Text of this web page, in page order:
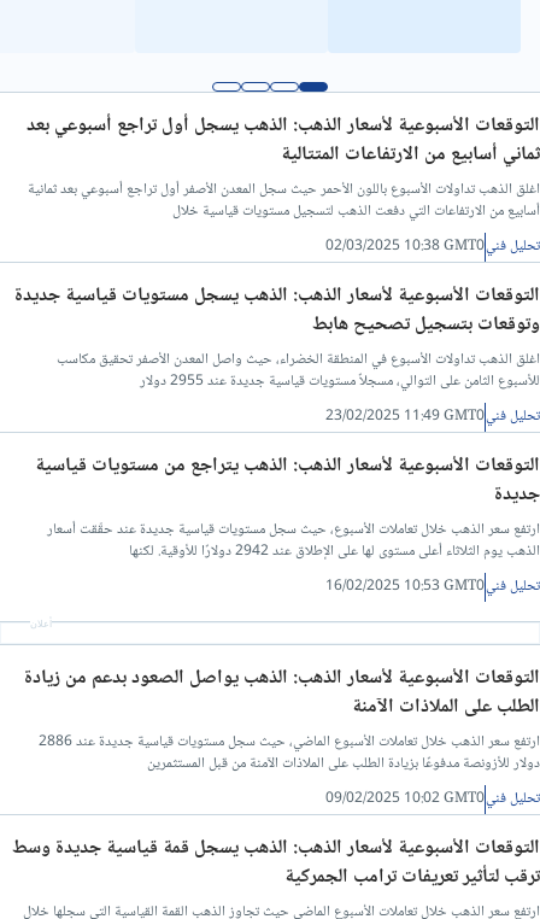
التوقعات الأسبوعية لأسعار الذهب: الذهب يسجل أول تراجع أسبوعي بعد
ثماني أسابيع من الارتفاعات المتتالية
اغلق الذهب تداولات الأسبوع باللون الأحمر حيث سجل المعدن الأصفر أول تراجع أسبوعي بعد ثمانية
أسابيع من الارتفاعات التي دفعت الذهب لتسجيل مستويات قياسية خلال
تحليل فني02/03/2025 10:38 GMT0
التوقعات الأسبوعية لأسعار الذهب: الذهب يسجل مستويات قياسية جديدة
وتوقعات بتسجيل تصحيح هابط
اغلق الذهب تداولات الأسبوع في المنطقة الخضراء، حيث واصل المعدن الأصفر تحقيق مكاسب
للأسبوع الثامن على التوالي، مسجلاً مستويات قياسية جديدة عند 2955 دولار
تحليل فني23/02/2025 11:49 GMT0
التوقعات الأسبوعية لأسعار الذهب: الذهب يتراجع من مستويات قياسية
جديدة
ارتفع سعر الذهب خلال تعاملات الأسبوع، حيث سجل مستويات قياسية جديدة عند حقّقت أسعار
الذهب يوم الثلاثاء أعلى مستوى لها على الإطلاق عند 2942 دولارًا للأوقية. لكنها
تحليل فني16/02/2025 10:53 GMT0
أعلان
التوقعات الأسبوعية لأسعار الذهب: الذهب يواصل الصعود بدعم من زيادة
الطلب على الملاذات الآمنة
ارتفع سعر الذهب خلال تعاملات الأسبوع الماضي، حيث سجل مستويات قياسية جديدة عند 2886
دولار للأزونصة مدفوعًا بزيادة الطلب على الملاذات الآمنة من قبل المستثمرين
تحليل فني09/02/2025 10:02 GMT0
التوقعات الأسبوعية لأسعار الذهب: الذهب يسجل قمة قياسية جديدة وسط
ترقب لتأثير تعريفات ترامب الجمركية
ارتفع سعر الذهب خلال تعاملات الأسبوع الماضي حيث تجاوز الذهب القمة القياسية التي سجلها خلال